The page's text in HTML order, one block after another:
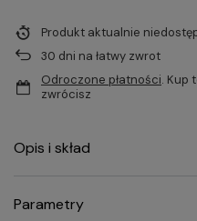
Produkt aktualnie
30 dni na łatwy zwrot
Odroczone płatności. Kup
zwrócisz
Opis i skład
Parametry